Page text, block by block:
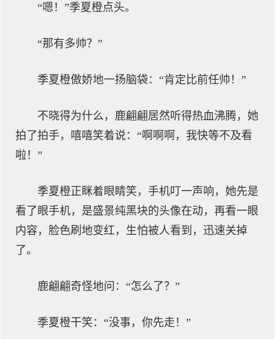
“嗯！”季夏橙点头。
“那有多帅？”
季夏橙傲娇地一扬脑袋：“肯定比前任帅！”
不晓得为什么，鹿翩翩居然听得热血沸腾，她
拍了拍手，嘻嘻笑着说：“啊啊啊，我快等不及看
啦！”
季夏橙正眯着眼睛笑，手机叮一声响，她先是
看了眼手机，是盛景纯黑块的头像在动，再看一眼
内容，脸色刷地变红，生怕被人看到，迅速关掉
了。
鹿翩翩奇怪地问：“怎么了？”
季夏橙干笑：“没事，你先走！”